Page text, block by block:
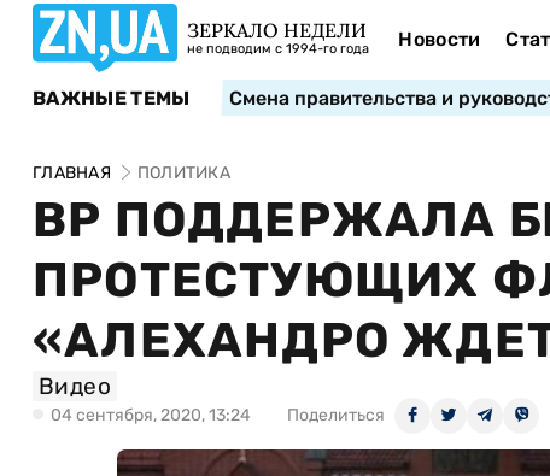
ЗЕРКАЛО НЕДЕЛИ
не подводим с 1994-го года Новости
ВАЖНЫЕ ТЕМЫ Смена правительства и
ГЛАВНАЯ ПОЛИТИКА
ВР ПОДДЕРЖАЛА
ПРОТЕСТУЮЩИХ
«АЛЕХАНДРО
Видео
04 сентября, 2020, 13:24 Поделиться